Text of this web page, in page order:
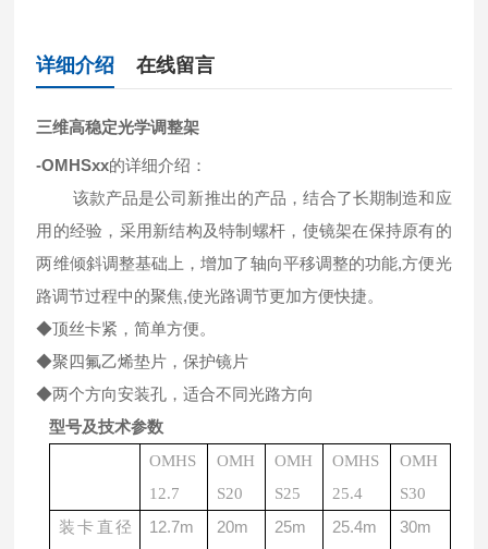
详细介绍 在线留言
三维高稳定光学调整架
-OMHSxx的详细介绍：
该款产品是公司新推出的产品，结合了长期制造和应
用的经验，采用新结构及特制螺杆，使镜架在保持原有的
两维倾斜调整基础上，增加了轴向平移调整的功能,方便光
路调节过程中的聚焦,使光路调节更加方便快捷。
◆顶丝卡紧，简单方便。
◆聚四氟乙烯垫片，保护镜片
◆两个方向安装孔，适合不同光路方向
型号及技术参数
OMHS
12.7
OMH
S20
OMH
S25
OMHS
25.4
OMH
S30
装卡直径
12.7m
20m
25m
25.4m
30m